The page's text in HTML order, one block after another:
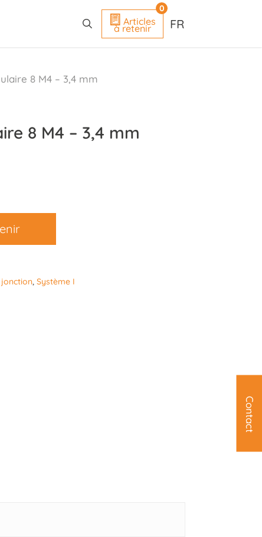
0
Articles
à retenir FR
8 M4 – 3,4 mm
8 M4 – 3,4 mm
jonction, Système I
Contact